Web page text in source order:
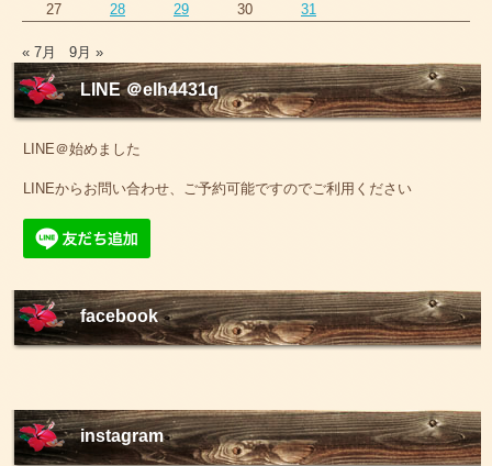
27
28 29 30 31
« 7月 9月 »
LINE ＠elh4431q
LINE＠始めました
LINEからお問い合わせ、ご予約可能ですのでご利用ください
facebook
instagram